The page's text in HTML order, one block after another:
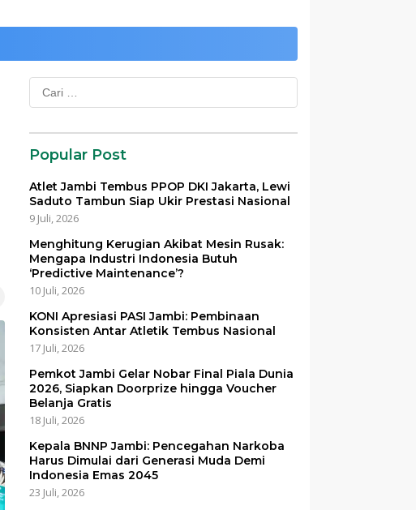
Cari
untuk:
Popular Post
Atlet Jambi Tembus PPOP DKI Jakarta, Lewi
Saduto Tambun Siap Ukir Prestasi Nasional
9 Juli, 2026
Menghitung Kerugian Akibat Mesin Rusak:
Mengapa Industri Indonesia Butuh
‘Predictive Maintenance’?
10 Juli, 2026
KONI Apresiasi PASI Jambi: Pembinaan
Konsisten Antar Atletik Tembus Nasional
17 Juli, 2026
Pemkot Jambi Gelar Nobar Final Piala Dunia
2026, Siapkan Doorprize hingga Voucher
Belanja Gratis
18 Juli, 2026
Kepala BNNP Jambi: Pencegahan Narkoba
Harus Dimulai dari Generasi Muda Demi
Indonesia Emas 2045
23 Juli, 2026